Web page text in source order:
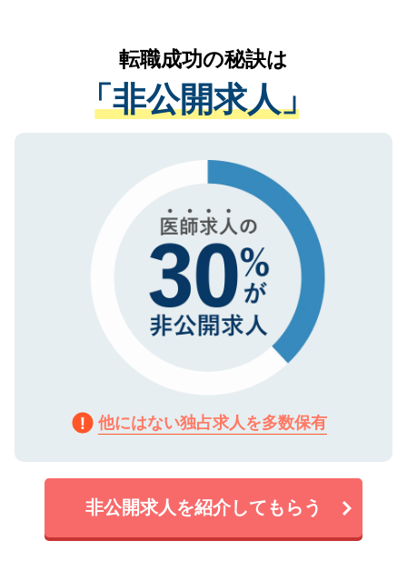
は、個人情報の取り扱いについての厳密な
管理基準を満たした事業者のみに付与され
る、プライバシーマークを取得済みです。
で、機密保持に関してもご安心ください。
かがいして、現在の医療機関の状況や紹介
経験をまじえながら、適切なアドバイスを
させていただきます。すぐにご転職をされ
ない方には、長期的なサポートが可能です
ので、まずはご登録ください。
転職成功の秘訣は
「非公開求人」
他にはない独占求人を多数保有
非公開求人を紹介してもらう